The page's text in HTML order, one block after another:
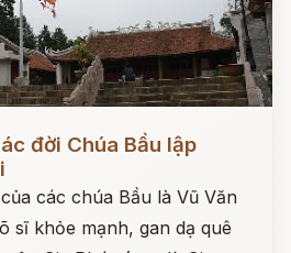
đời Chúa Bầu lập
các chúa Bầu là Vũ Văn
sĩ khỏe mạnh, gan dạ quê